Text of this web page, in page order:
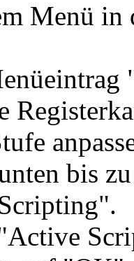
Menü
bis